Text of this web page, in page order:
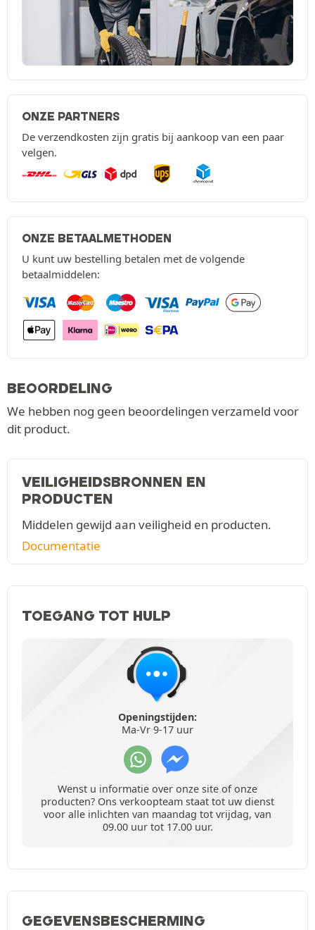
ONZE PARTNERS
De verzendkosten zijn gratis bij aankoop van een paar
velgen.
ONZE BETAALMETHODEN
U kunt uw bestelling betalen met de volgende
betaalmiddelen:
BEOORDELING
We hebben nog geen beoordelingen verzameld voor
dit product.
VEILIGHEIDSBRONNEN EN
PRODUCTEN
Middelen gewijd aan veiligheid en producten.
Documentatie
TOEGANG TOT HULP
Openingstijden:
Ma-Vr 9-17 uur
Wenst u informatie over onze site of onze
producten? Ons verkoopteam staat tot uw dienst
voor alle inlichten van maandag tot vrijdag, van
09.00 uur tot 17.00 uur.
GEGEVENSBESCHERMING